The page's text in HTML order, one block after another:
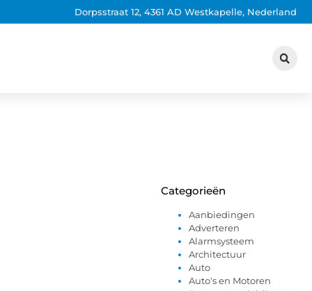
Dorpsstraat 12, 4361 AD Westkapelle, Nederland
Categorieën
Aanbiedingen
Adverteren
Alarmsysteem
Architectuur
Auto
Auto's en Motoren